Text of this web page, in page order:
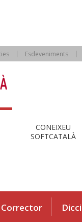
Esdeveniments
CONEIXEU
SOFTCATALÀ
Corrector